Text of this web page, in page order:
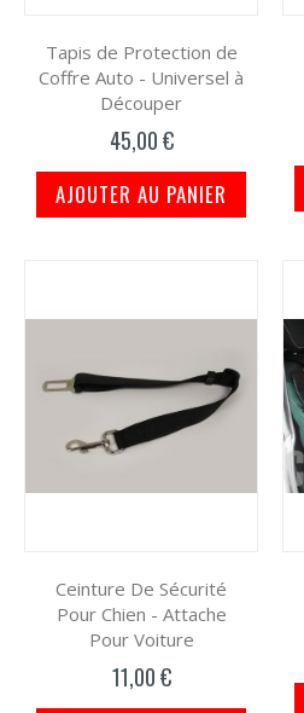
Tapis de Protection de
Coffre Auto - Universel à
Découper
45,00 €
AJOUTER AU PANIER
Ceinture De Sécurité
Pour Chien - Attache
Pour Voiture
11,00 €